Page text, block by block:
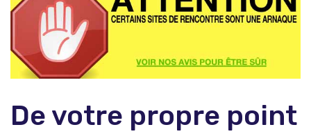
De votre propre point